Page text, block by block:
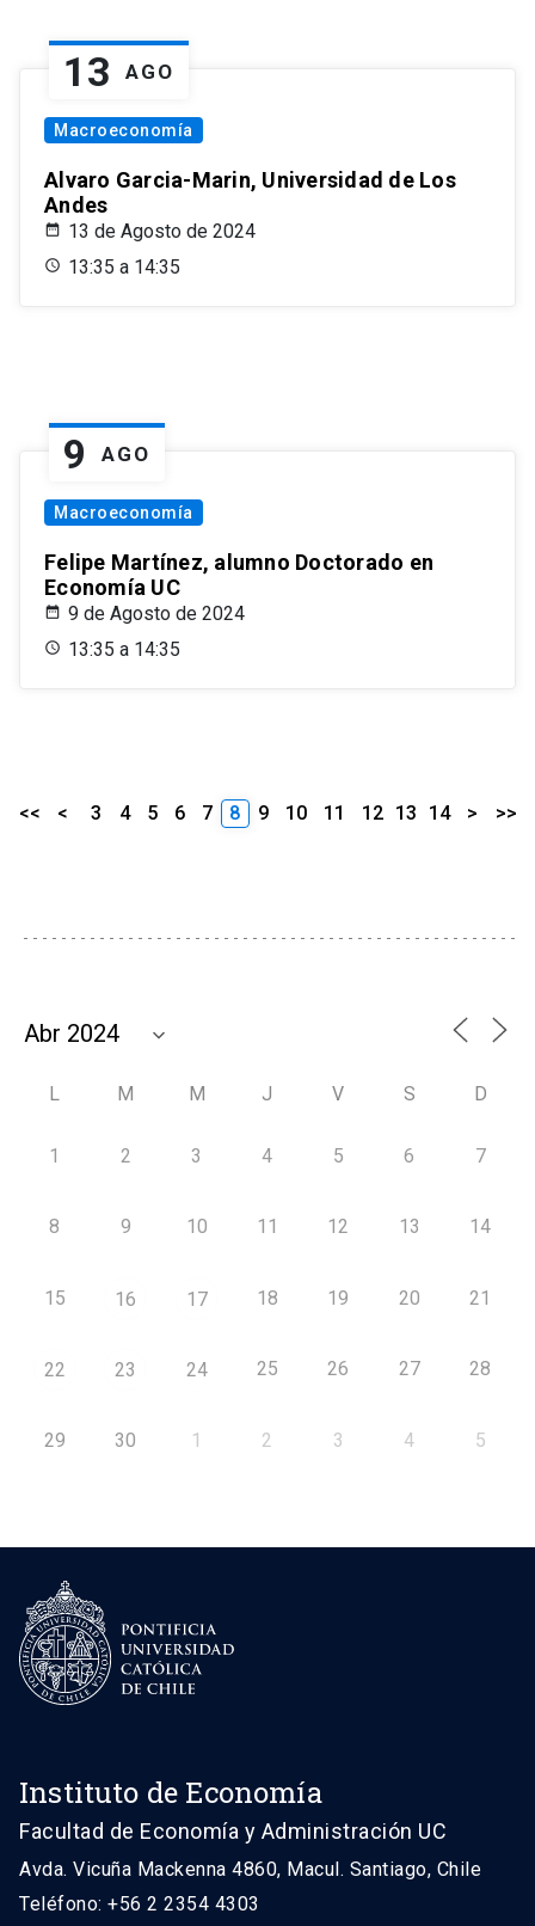
13 AGO
Macroeconomía
Alvaro Garcia-Marin, Universidad de Los
Andes
13 de Agosto de 2024
13:35 a 14:35
9 AGO
Macroeconomía
Felipe Martínez, alumno Doctorado en
Economía UC
9 de Agosto de 2024
13:35 a 14:35
<< < 3 4 5 6 7 8 9 10 11 12 13 14 > >>
L M M J V S D
1 2 3 4 5 6 7
8 9 10 11 12 13 14
15 16 17 18 19 20 21
22 23 24 25 26 27 28
29 30 1 2 3 4 5
Instituto de Economía
Facultad de Economía y Administración UC
Avda. Vicuña Mackenna 4860, Macul. Santiago, Chile
Teléfono: +56 2 2354 4303